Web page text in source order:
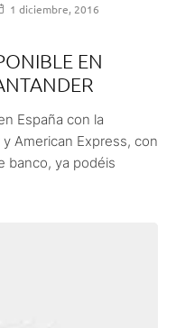
1 diciembre, 2016
EN
España con la
American Express, con
banco, ya podéis